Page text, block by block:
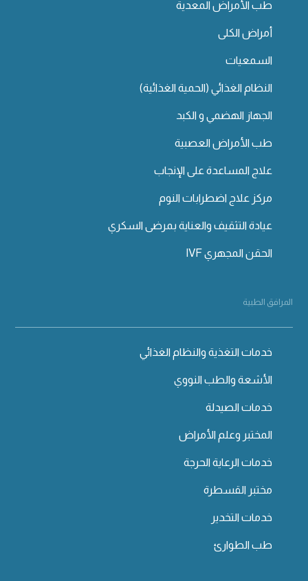
طب الأمراض المعدية
أمراض الكلى
السمعيات
النظام الغذائي (الحمية الغذائية)
الجهاز الهضمي و الكبد
طب الأمراض العصبية
علاج المساعدة على الإنجاب
مركز علاج اضطرابات النوم
عيادة التثقيف والعناية بمرضى السكري
الحقن المجهري IVF
المرافق الطبية
خدمات التغذية والنظام الغذائي
الأشعة والطب النووي
خدمات الصيدلة
المختبر وعلم الأمراض
خدمات الرعاية الحرجة
مختبر القسطرة
خدمات التخدير
طب الطوارئ